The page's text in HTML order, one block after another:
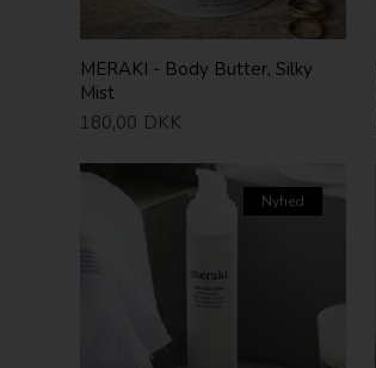
MERAKI - Body Butter, Silky
Mist
180,00 DKK
Nyhed